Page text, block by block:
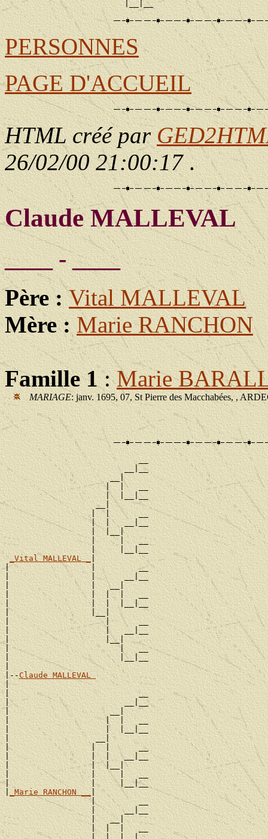
PERSONNES
PAGE D'ACCUEIL
HTML créé par
26/02/00 21:00:17.
Claude MALLEVAL
____ - ____
Père :Vital MALLEVAL
Mère :Marie RANCHON
Famille 1:Marie
MARIAGE: janv. 1695, 07, St Pierre des Macchabées, ,
                            __
                         __|__
                      __|
                     |  |   __
                     |  |__|__
                   __|
                  |  |      __
                  |  |   __|__
                  |  |__|
                  |     |   __
                  |     |__|__
_Vital MALLEVAL _
|                 |         __
|                 |      __|__
|                 |   __|
|                 |  |  |   __
|                 |  |  |__|__
|                 |__|
|                    |      __
|                    |   __|__
|                    |__|
|                       |   __
|                       |__|__
|--Claude MALLEVAL
|
|                           __
|                        __|__
|                     __|
|                    |  |   __
|                    |  |__|__
|                  __|
|                 |  |      __
|                 |  |   __|__
|                 |  |__|
|                 |     |   __
|                 |     |__|__
| _Marie RANCHON __ |
                  |         __
                  |      __|__
                  |   __|
                  |  |  |   __
                  |  |  |__|__